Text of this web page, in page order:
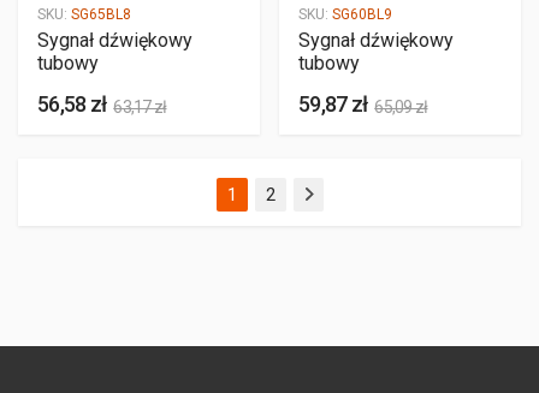
SKU: SG65BL8
Sygnał dźwiękowy
tubowy
56,58 zł 63,17 zł
SKU: SG60BL9
Sygnał dźwiękowy
tubowy
59,87 zł 65,09 zł
1 (aktualna)
2